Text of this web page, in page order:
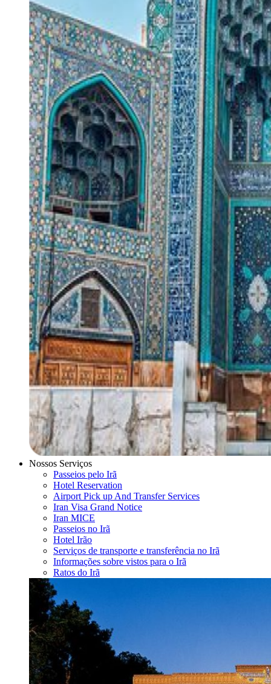
Nossos Serviços
Passeios pelo Irã
Hotel Reservation
Airport Pick up And Transfer Services
Iran Visa Grand Notice
Iran MICE
Passeios no Irã
Hotel Irão
Serviços de transporte e transferência no Irã
Informações sobre vistos para o Irã
Ratos do Irã